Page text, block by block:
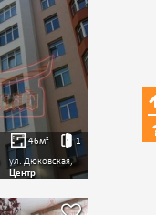
46м² 1
ул. Дюковская,
Центр